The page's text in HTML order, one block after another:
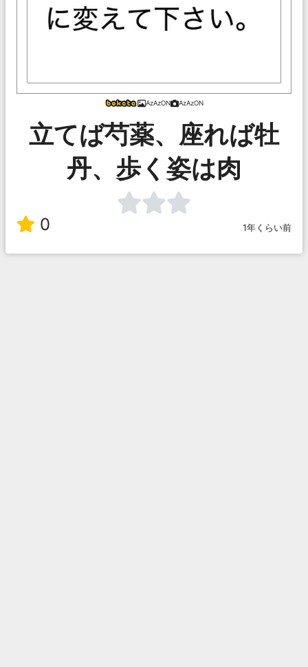
AzAzON AzAzON
立てば芍薬、座れば牡
丹、歩く姿は肉
0 1年くらい前